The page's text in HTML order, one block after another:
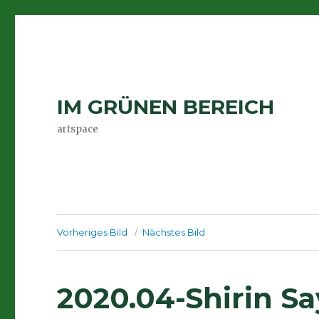
IM GRÜNEN BEREICH
artspace
Vorheriges Bild Nächstes Bild
2020.04-Shirin